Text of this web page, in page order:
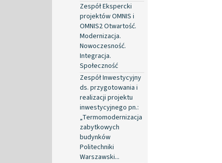
Zespół Ekspercki
projektów OMNIS i
OMNIS2 Otwartość.
Modernizacja.
Nowoczesność.
Integracja.
Społeczność
Zespół Inwestycyjny
ds. przygotowania i
realizacji projektu
inwestycyjnego pn.:
„Termomodernizacja
zabytkowych
budynków
Politechniki
Warszawski...